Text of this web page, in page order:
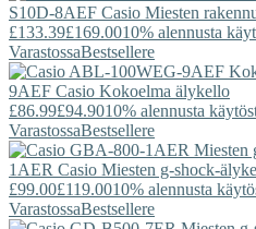
S10D-8AEF Casio Miesten
£133.39£169.0010% alennusta
VarastossaBestsellere
9AEF Casio Kokoelma älykello
£86.99£94.9010% alennusta
VarastossaBestsellere
1AER Casio Miesten g-shock-
£99.00£119.0010% alennusta
VarastossaBestsellere